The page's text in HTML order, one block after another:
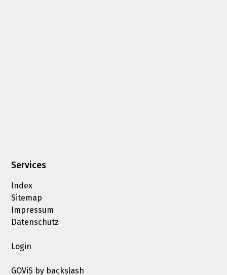
Services
Index
Sitemap
Impressum
Datenschutz
Login
GOViS by backslash